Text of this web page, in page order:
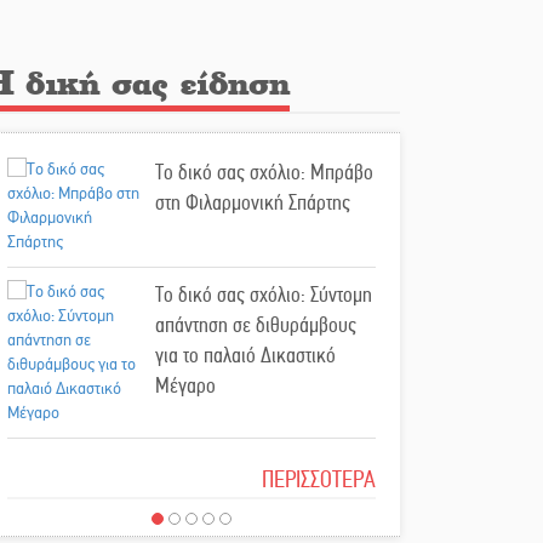
Εντοπισμός και διάσωση
μεταναστών ανοιχτά του
Ταίναρου
Και ο Π. Νίκας δείχνει τον
ΦοΔΣΑ για τα «σπιτάκια»
Εντολή διαγωνισμού για το
παλαιό Πρωτοδικείο Σπάρτης
Ασίστ στην εξωστρέφεια και
Στον Μανουσόπουλο τα ηνία
δική σας είδηση
Το δικό σας σχόλιο: Μπράβο
στη Φιλαρμονική Σπάρτης
Το δικό σας σχόλιο: Σύντομη
απάντηση σε διθυράμβους
για το παλαιό Δικαστικό
Μέγαρο
Το δικό σας σχόλιο: Ιερή
ΠΕΡΙΣΣΟΤΕΡΑ